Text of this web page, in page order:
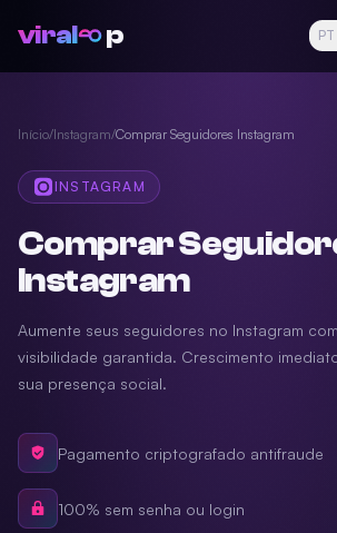
viral p PT
Início/Instagram/Comprar Seguidores Instagram
INSTAGRAM
Comprar
Instagram
Aumente seus seguidores no Instagram
visibilidade garantida. Crescimento
sua presença social.
Pagamento criptografado antifraude
100% sem senha ou login